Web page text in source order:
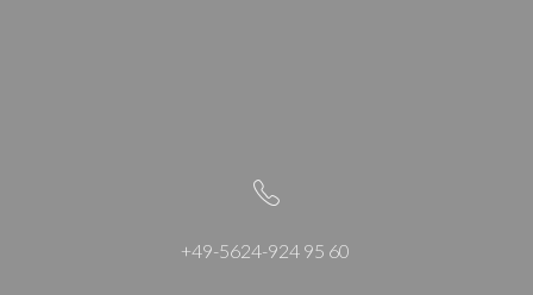
+49-5624-924 95 60